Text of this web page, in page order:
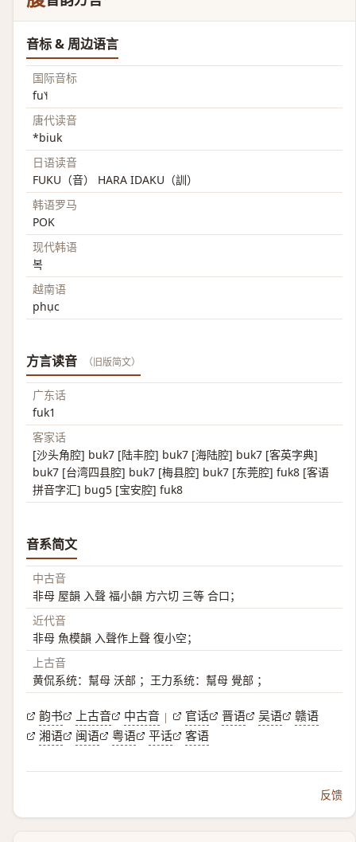
音标 & 周边语言
国际音标
fu˥˧
唐代读音
*biuk
日语读音
FUKU（音） HARA IDAKU（訓）
韩语罗马
POK
现代韩语
복
越南语
phục
方言读音 （旧版简文）
广东话
fuk1
客家话
[沙头角腔] buk7 [陆丰腔] buk7 [海陆腔] buk7 [客英字典]
buk7 [台湾四县腔] buk7 [梅县腔] buk7 [东莞腔] fuk8 [客语
拼音字汇] bug5 [宝安腔] fuk8
音系简文
中古音
非母 屋韻 入聲 福小韻 方六切 三等 合口；
近代音
非母 魚模韻 入聲作上聲 復小空；
上古音
黄侃系统：幫母 沃部 ；王力系统：幫母 覺部 ；
韵书 上古音 中古音 | 官话 晋语 吴语
赣语
湘语
闽语 粤语 平话 客语
反馈